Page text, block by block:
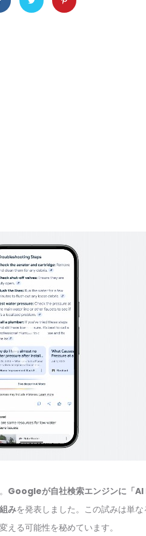
Googleが自社検索エンジンに「
みを発表しました。この試みは単
える可能性を秘めています。